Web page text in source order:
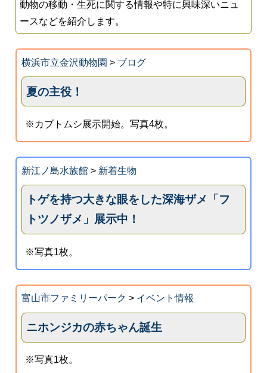
動物の移動・生死に関する情報や特に興味深いニュ
ースなどを紹介します。
横浜市立金沢動物園 > ブログ
夏の主役！
※カブトムシ展示開始。写真4枚。
新江ノ島水族館> 新着生物
トゲを持つ大きな眼をした深海ザメ「フ
トツノザメ」展示中！
※写真1枚。
富山市ファミリーパーク > イベント情報
ニホンジカの赤ちゃん誕生
※写真1枚。